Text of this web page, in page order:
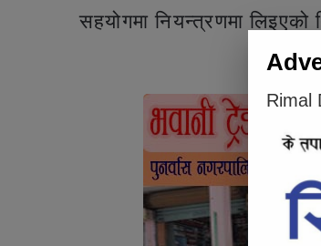
सहयोगमा नियन्त्रणमा लिइएको
Rimal